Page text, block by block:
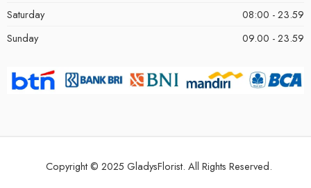
Saturday
08:00 - 23.59
Sunday
09.00 - 23.59
Copyright © 2025 GladysFlorist. All Rights Reserved.